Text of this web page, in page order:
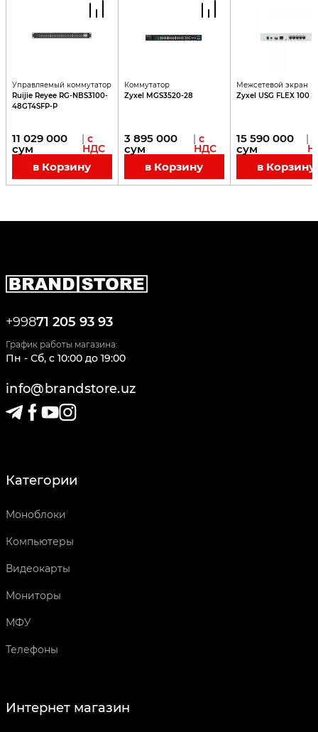
Управляемый коммутатор
Ruijie Reyee RG-NBS3100-
48GT4SFP-P
11 029 000
сум
| с
НДС
в Корзину
Коммутатор
Zyxel MGS3520-28
3 895 000
сум
| с
НДС
в Корзину
Межсетевой экран
Zyxel USG FLEX 100
15 590 000
сум
|
в Корзину
+99871 205 93 93
График работы магазина:
Пн - Сб, c 10:00 до 19:00
info@brandstore.uz
Категории
Моноблоки
Компьютеры
Видеокарты
Мониторы
МФУ
Телефоны
Интернет магазин